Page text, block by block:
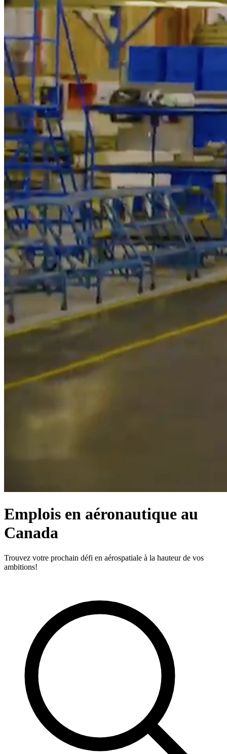
Emplois en aéronautique au
Canada
Trouvez votre prochain défi en aérospatiale à la hauteur de vos
ambitions!